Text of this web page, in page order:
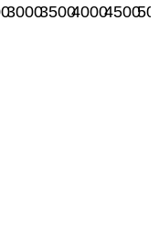
3000350040004500